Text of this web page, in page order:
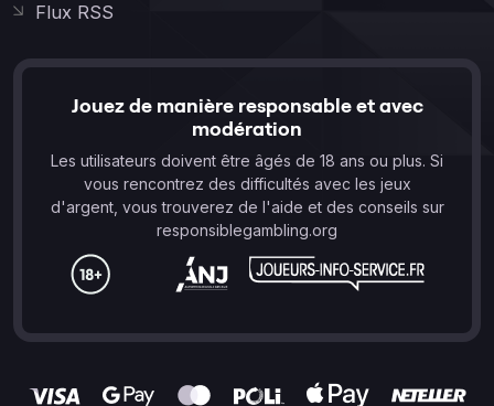
Flux RSS
Jouez de manière responsable et avec
modération
Les utilisateurs doivent être âgés de 18 ans ou plus. Si
vous rencontrez des difficultés avec les jeux
d'argent, vous trouverez de l'aide et des conseils sur
responsiblegambling.org